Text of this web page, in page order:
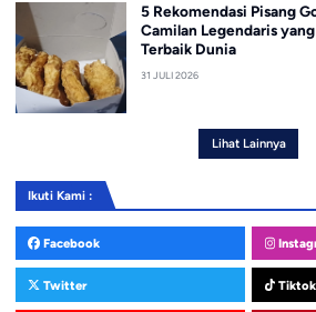
5 Rekomendasi Pisang
Camilan Legendaris
Terbaik Dunia
31 JULI 2026
Lihat Lainnya
Ikuti Kami :
Facebook
Twitter Tiktok